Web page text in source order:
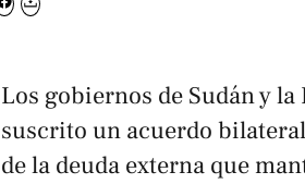
Los gobiernos de Sudán y
suscrito un acuerdo
de la deuda externa que